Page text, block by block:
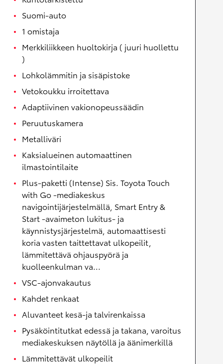
Suomi-auto
1 omistaja
Merkkiliikkeen huoltokirja ( juuri huollettu
)
Lohkolämmitin ja sisäpistoke
Vetokoukku irroitettava
Adaptiivinen vakionopeussäädin
Peruutuskamera
Metalliväri
Kaksialueinen automaattinen
ilmastointilaite
Plus-paketti (Intense) Sis. Toyota Touch
with Go -mediakeskus
navigointijärjestelmällä, Smart Entry &
Start -avaimeton lukitus- ja
käynnistysjärjestelmä, automaattisesti
koria vasten taittettavat ulkopeilit,
lämmitettävä ohjauspyörä ja
kuolleenkulman va...
VSC-ajonvakautus
Kahdet renkaat
Aluvanteet kesä-ja talvirenkaissa
Pysäköintitutkat edessä ja takana, varoitus
mediakeskuksen näytöllä ja äänimerkillä
Lämmitettävät ulkopeilit